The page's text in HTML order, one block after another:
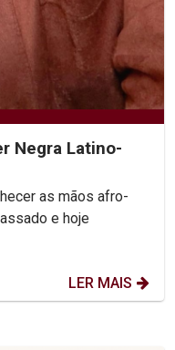
Negra Latino-
as mãos afro-
e hoje
LER MAIS